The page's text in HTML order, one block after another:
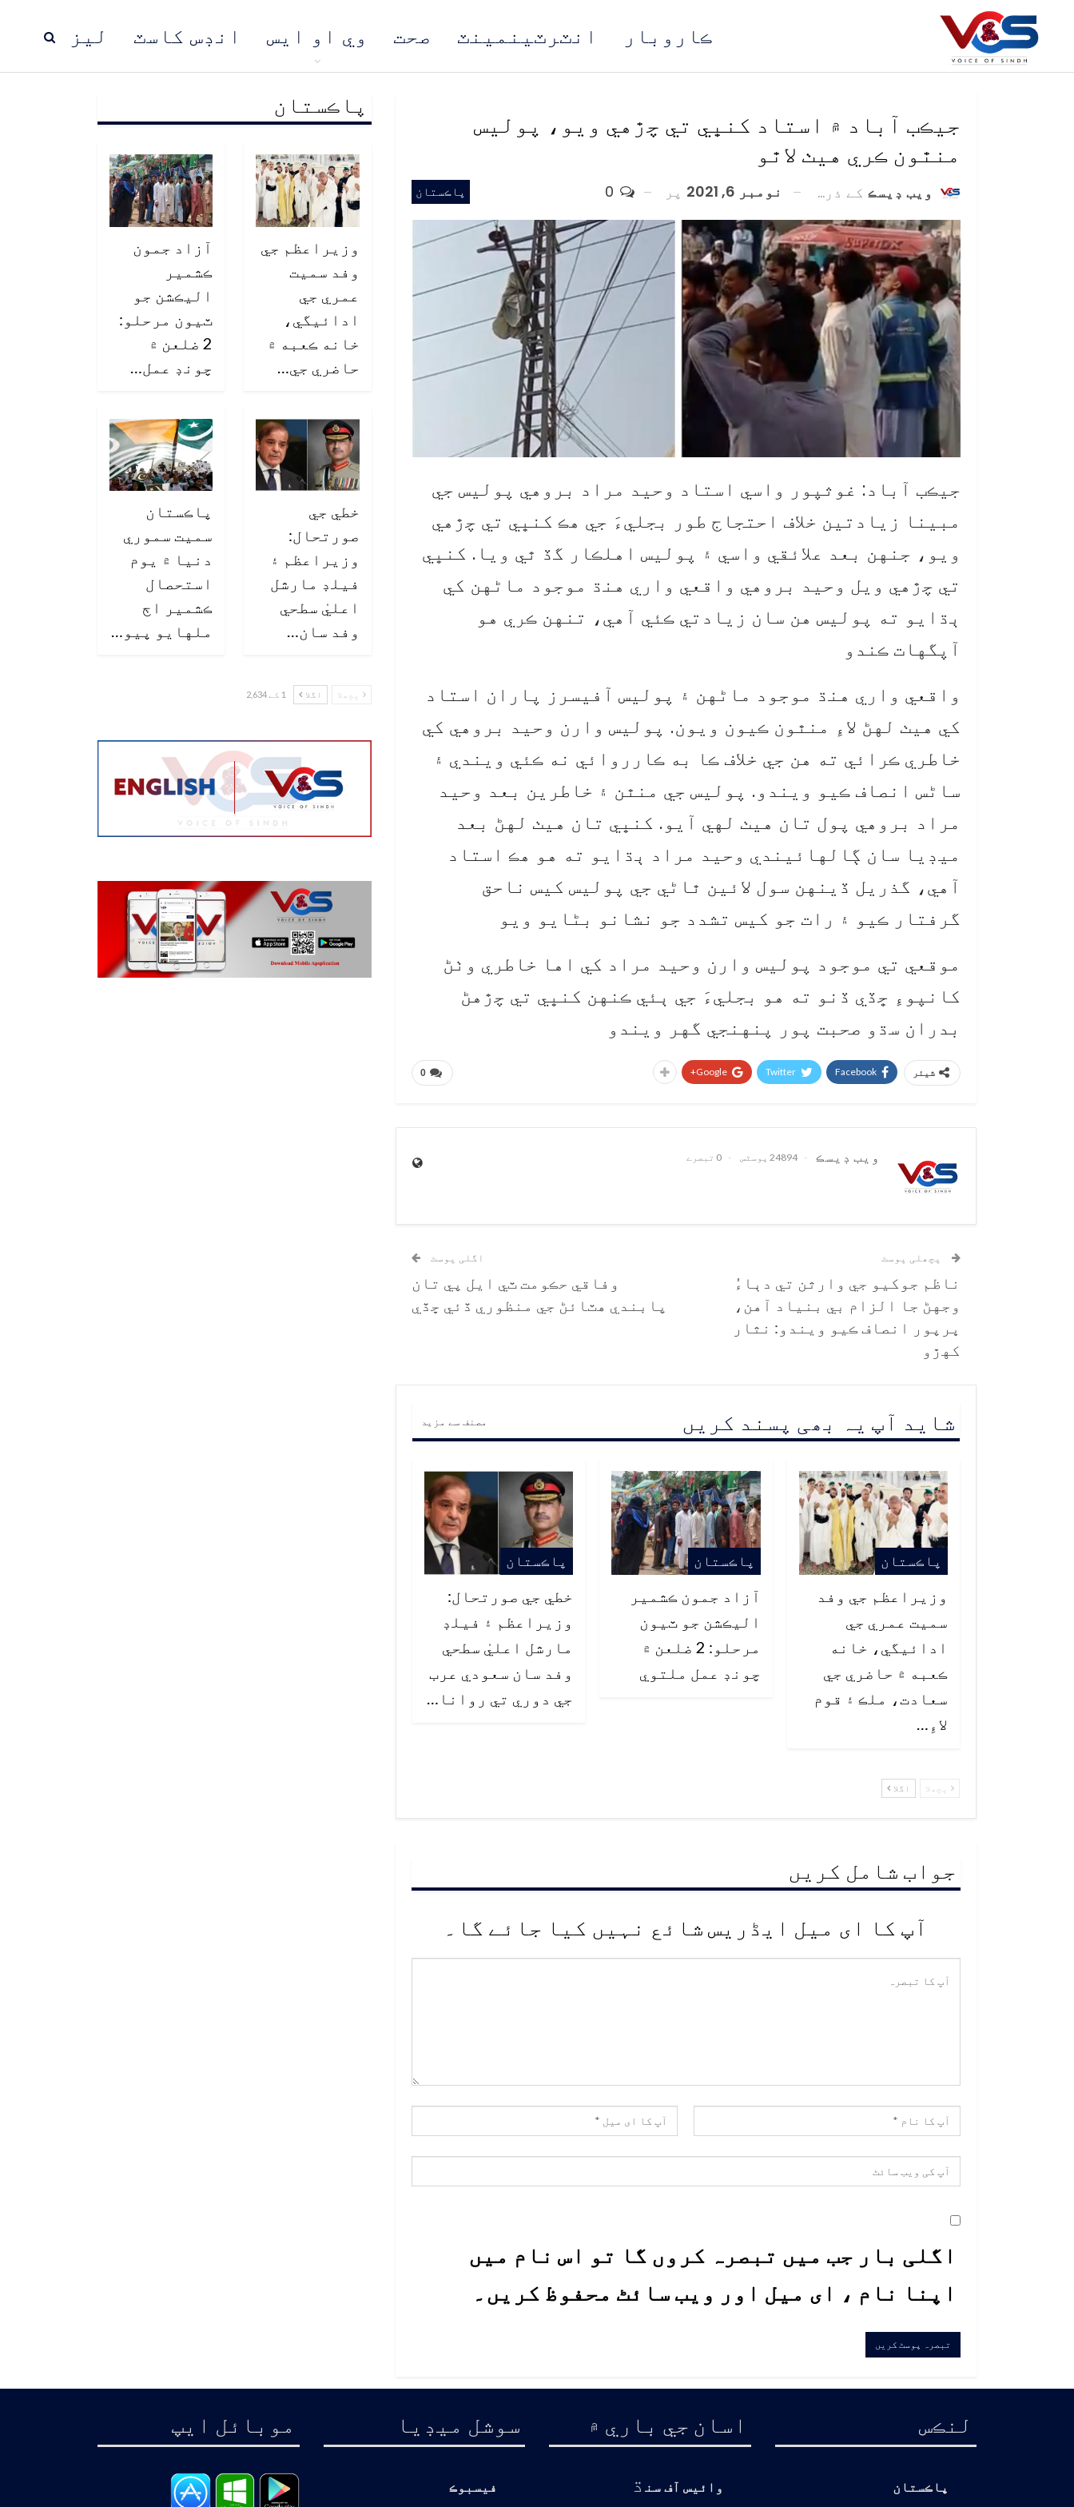
ليز انڊس کاسٽ وي او ايس صحت انٽرٽينمينٽ ڪاروبار
پاڪستان مُنڍ
جيڪب آباد ۾ استاد کنڀي تي چڙهي ويو، پوليس
منٿون ڪري هيٺ لاٿو
پاڪستان ويب ڊيسڪ کے ذریعہ نومبر 6, 2021 پر
جيڪب آباد: غوثپور واسي استاد وحيد مراد بروهي پوليس جي
مبينا زيادتين خلاف احتجاج طور بجليءَ جي هڪ کنڀي تي چڙهي
ويو، جنهن بعد علائقي واسي ۽ پوليس اهلڪار گڏ ٿي ويا. کنڀي
تي چڙهي ويل وحيد بروهي واقعي واري هنڌ موجود ماڻهن کي
ٻڌايو ته پوليس هن سان زيادتي ڪئي آهي، تنهن ڪري هو
آپگهات ڪندو
واقعي واري هنڌ موجود ماڻهن ۽ پوليس آفيسرز پاران استاد
کي هيٺ لهڻ لاءِ منٿون ڪيون ويون. پوليس وارن وحيد بروهي کي
خاطري ڪرائي ته هن جي خلاف ڪا به ڪارروائي نه ڪئي ويندي ۽
ساڻس انصاف ڪيو ويندو. پوليس جي منٿن ۽ خاطرين بعد وحيد
مراد بروهي پول تان هيٺ لهي آيو. کنڀي تان هيٺ لهڻ بعد
ميڊيا سان ڳالهائيندي وحيد مراد ٻڌايو ته هو هڪ استاد
آهي، گذريل ڏينهن سول لائين ٿاڻي جي پوليس کيس ناحق
گرفتار ڪيو ۽ رات جو کيس تشدد جو نشانو بڻايو ويو
موقعي تي موجود پوليس وارن وحيد مراد کي اها خاطري وٺڻ
کانپوءِ ڇڏي ڏنو ته هو بجليءَ جي ٻئي ڪنهن کنڀي تي چڙهڻ
بدران سڌو صحبت پور پنهنجي گهر ويندو
0 شیئر Facebook
Twitter
Google+
ويب ڊيسڪ 24894 پوسٹس 0 تبصرے
پچھلی پوسٹ
ناظم جوکيو جي وارثن تي دٻاءُ
وجهڻ جا الزام بي بنياد آهن،
ڀرپور انصاف ڪيو ويندو: نثار
کهڙو
اگلی پوسٹ
وفاقي حڪومت ٽي ايل پي تان
پابندي هٽائڻ جي منظوري ڏئي ڇڏي
شاید آپ یہ بھی پسند کریں مصنف سے مزید
پاڪستان
وزيراعظم جي وفد
سميت عمري جي
ادائيگي، خانه
ڪعبه ۾ حاضري جي
سعادت، ملڪ ۽ قوم
لاءِ…
پاڪستان
آزاد جمون ڪشمير
اليڪشن جو ٽيون
مرحلو: 2 ضلعن ۾
چونڊ عمل ملتوي
پاڪستان
خطي جي صورتحال:
وزيراعظم ۽ فيلڊ
مارشل اعليٰ سطحي
وفد سان سعودي عرب
جي دوري تي روانا…
پچھلا اگلا
جواب شامل کریں
آپ کا ای میل ایڈریس شائع نہیں کیا جائے گا۔
اگلی بار جب میں تبصرہ کروں گا تو اس نام میں
اپنا نام ، ای میل اور ویب سائٹ محفوظ کریں۔
پاڪستان
وزيراعظم جي
وفد سميت
عمري جي
ادائيگي،
خانه ڪعبه ۾
حاضري جي…
آزاد جمون
ڪشمير
اليڪشن جو
ٽيون مرحلو:
2 ضلعن ۾
چونڊ عمل…
خطي جي
صورتحال:
وزيراعظم ۽
فيلڊ مارشل
اعليٰ سطحي
وفد سان…
پاڪستان
سميت سموري
دنيا ۾ يوم
استحصال
ڪشمير اڄ
ملهايو پيو…
پچھلا اگلا 1 کے 2,634
لنڪس
پاڪستان
اسان جي باري ۾
وائيس آف سن ڌ
سوشل ميڊيا
فيسبوڪ
موبائل ايپ